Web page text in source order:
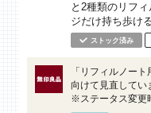
と2種類のリフ
ジだけ持ち歩け
ストック済み
「リフィルノー
向けて見直してい
※ステータス変更